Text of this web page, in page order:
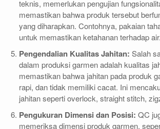
teknis, memerlukan pengujian
memastikan bahwa produk tersebut
yang diharapkan. Contohnya, pakaian
untuk memastikan ketahanan terhadap air.
Pengendalian Kualitas Jahitan: Salah
dalam produksi garmen adalah kualitas
memastikan bahwa jahitan pada produk
rapi, dan tidak memiliki cacat. Ini
jahitan seperti overlock, straight stitch,
Pengukuran Dimensi dan Posisi: QC
memeriksa dimensi produk garmen,